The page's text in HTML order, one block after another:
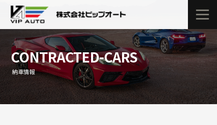
CONTRACTED-CARS
納車情報